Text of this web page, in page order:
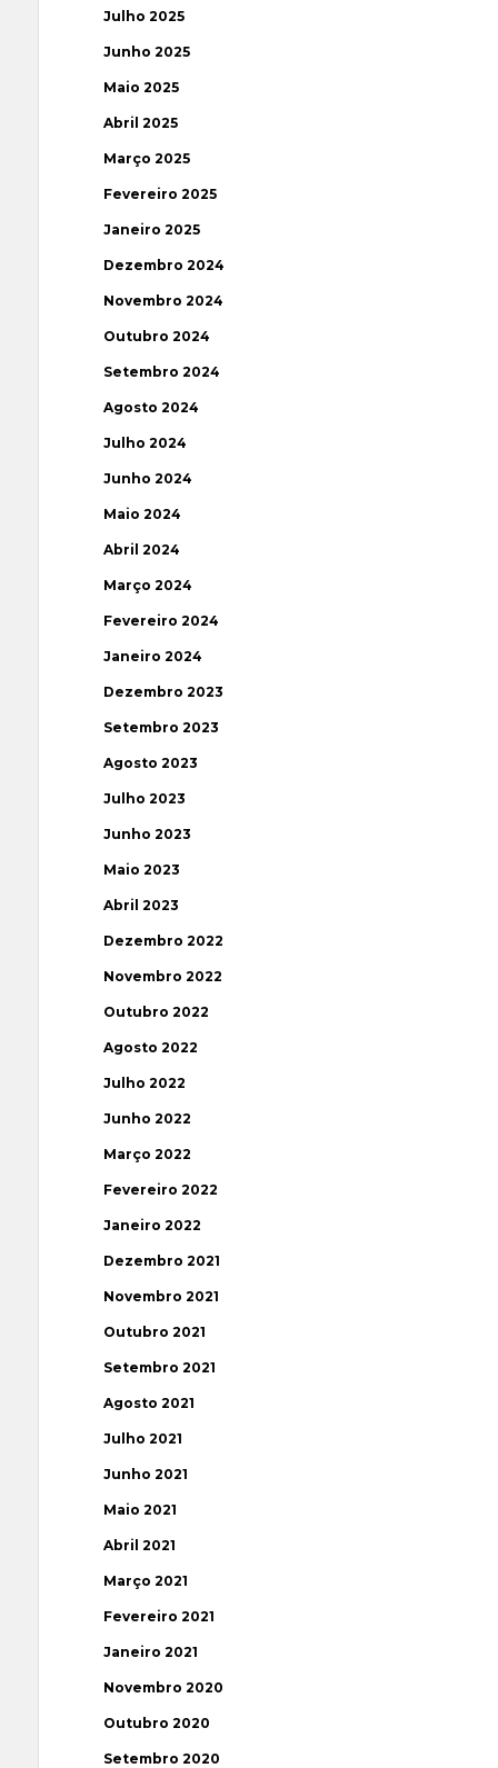
Julho 2025
Junho 2025
Maio 2025
Abril 2025
Março 2025
Fevereiro 2025
Janeiro 2025
Dezembro 2024
Novembro 2024
Outubro 2024
Setembro 2024
Agosto 2024
Julho 2024
Junho 2024
Maio 2024
Abril 2024
Março 2024
Fevereiro 2024
Janeiro 2024
Dezembro 2023
Setembro 2023
Agosto 2023
Julho 2023
Junho 2023
Maio 2023
Abril 2023
Dezembro 2022
Novembro 2022
Outubro 2022
Agosto 2022
Julho 2022
Junho 2022
Março 2022
Fevereiro 2022
Janeiro 2022
Dezembro 2021
Novembro 2021
Outubro 2021
Setembro 2021
Agosto 2021
Julho 2021
Junho 2021
Maio 2021
Abril 2021
Março 2021
Fevereiro 2021
Janeiro 2021
Novembro 2020
Outubro 2020
Setembro 2020